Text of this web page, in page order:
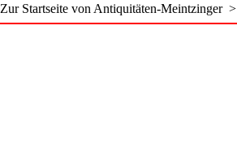
Zur Startseite von Antiquitäten-Meintzinger >